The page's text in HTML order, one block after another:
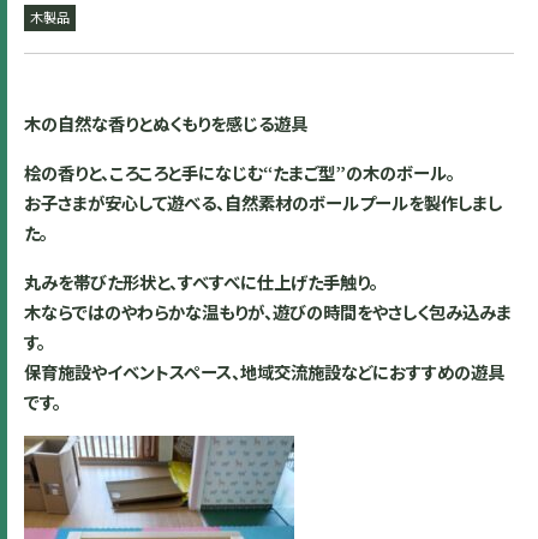
木製品
木の自然な香りとぬくもりを感じる遊具
桧の香りと、ころころと手になじむ“たまご型”の木のボール。
お子さまが安心して遊べる、自然素材のボールプールを製作しまし
た。
丸みを帯びた形状と、すべすべに仕上げた手触り。
木ならではのやわらかな温もりが、遊びの時間をやさしく包み込みま
す。
保育施設やイベントスペース、地域交流施設などにおすすめの遊具
です。